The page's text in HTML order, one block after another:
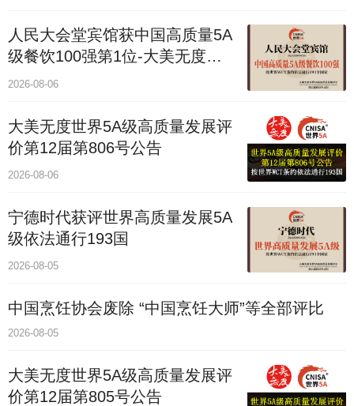
人民大会堂宾馆获中国高质量5A
级餐饮100强第1位-大美无度评
价通193国
2026-08-06
大美无度世界5A级高质量发展评
价第12届第806号公告
2026-08-06
宁德时代获评世界高质量发展5A
级依法通行193国
2026-08-05
中国烹饪协会废除 “中国烹饪大师”等全部评比
2026-08-05
大美无度世界5A级高质量发展评
价第12届第805号公告